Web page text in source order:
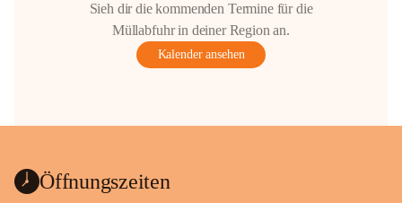
Sieh dir die kommenden Termine für die
Müllabfuhr in deiner Region an.
Kalender ansehen
Öffnungszeiten